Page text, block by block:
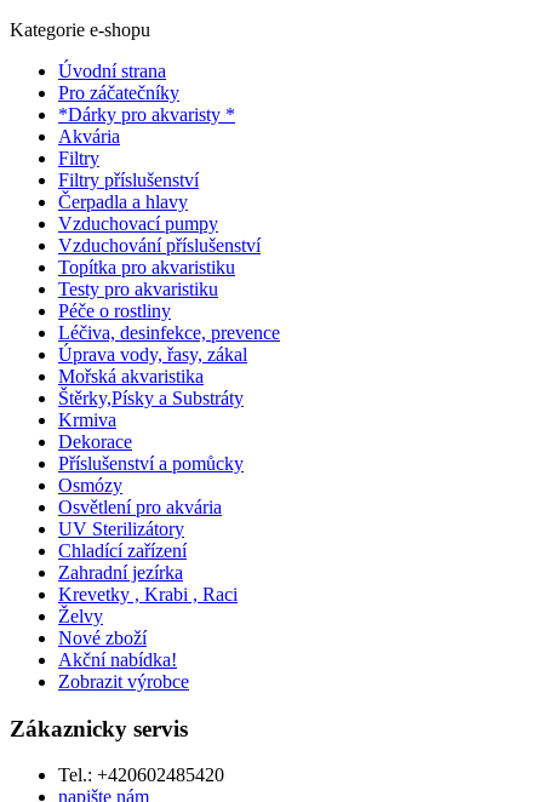
Kategorie e-shopu
Úvodní strana
Pro záčatečníky
*Dárky pro akvaristy *
Akvária
Filtry
Filtry příslušenství
Čerpadla a hlavy
Vzduchovací pumpy
Vzduchování příslušenství
Topítka pro akvaristiku
Testy pro akvaristiku
Péče o rostliny
Léčiva, desinfekce, prevence
Úprava vody, řasy, zákal
Mořská akvaristika
Štěrky,Písky a Substráty
Krmiva
Dekorace
Příslušenství a pomůcky
Osmózy
Osvětlení pro akvária
UV Sterilizátory
Chladící zařízení
Zahradní jezírka
Krevetky , Krabi , Raci
Želvy
Nové zboží
Akční nabídka!
Zobrazit výrobce
Zákaznicky servis
Tel.: +420602485420
napište nám